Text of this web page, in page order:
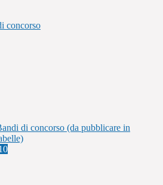
concorso
di concorso (da pubblicare in